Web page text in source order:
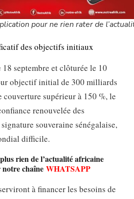
pour ne rien rater de
des objectifs initiaux
septembre et clôturée le 10
objectif initial de 300 milliards
couverture supérieur à 150 %, le
renouvelée des
souveraine sénégalaise,
difficile.
rien de l’actualité africaine
chaîne WHATSAPP
à financer les besoins de